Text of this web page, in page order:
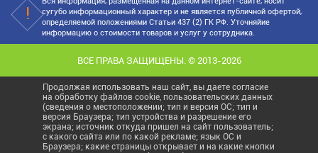
сугубо информационный характер и не является публичной офертой,
определяемой положениями Статьи 437 (2) ГК РФ. Уточняйие
информацию о стоимости товаров и услуг у сотрудника.
ВСЕ ПРАВА ЗАЩИЩЕНЫ. © 2013-2026
Продолжая использовать наш сайт, вы даете согласие
на обработку файлов cookie, пользовательских данных
(сведения о местоположении; тип и версия ОС; тип и
версия Браузера; тип устройства и разрешение его
экрана; источник откуда пришел на сайт пользователь;
с какого сайта или по какой рекламе; язык ОС и
Браузера; какие страницы открывает и на какие кнопки